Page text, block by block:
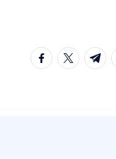
contenido
facebook.com
twitter.com
t.me